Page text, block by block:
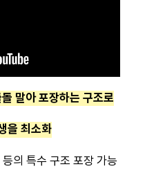
말아 포장하는 구조로
을 최소화
의 특수 구조 포장 가능